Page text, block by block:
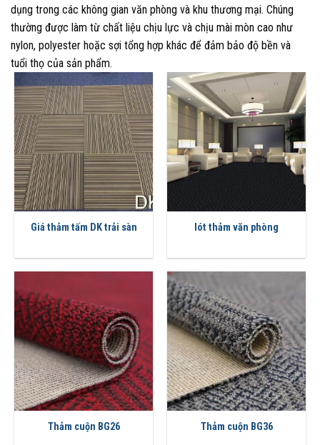
dụng trong các không gian văn phòng và khu thương mại. Chúng
thường được làm từ chất liệu chịu lực và chịu mài mòn cao như
nylon, polyester hoặc sợi tổng hợp khác để đảm bảo độ bền và
tuổi thọ của sản phẩm.
Giá thảm tấm DK trải sàn lót thảm văn phòng
Thảm cuộn BG26 Thảm cuộn BG36